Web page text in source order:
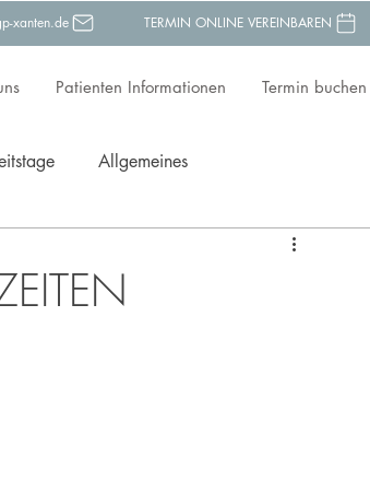
xanten.de TERMIN ONLINE VEREINBAREN
Patienten Informationen Termin buchen
Allgemeines